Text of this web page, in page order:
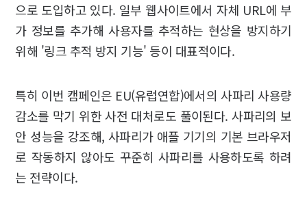
으로 도입하고 있다. 일부 웹사이트에서 자체 URL에 부
가 정보를 추가해 사용자를 추적하는 현상을 방지하기
위해 '링크 추적 방지 기능' 등이 대표적이다.
특히 이번 캠페인은 EU(유럽연합)에서의 사파리 사용량
감소를 막기 위한 사전 대처로도 풀이된다. 사파리의 보
안 성능을 강조해, 사파리가 애플 기기의 기본 브라우저
로 작동하지 않아도 꾸준히 사파리를 사용하도록 하려
는 전략이다.